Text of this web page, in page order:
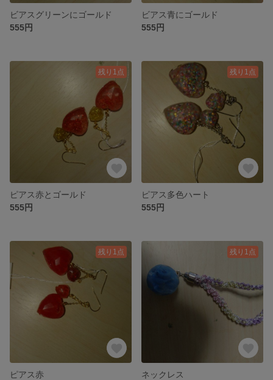
ビアスグリーンにゴールド
555円
ビアス青にゴールド
555円
残り1点
ピアス赤とゴールド
555円
残り1点
ピアス多色ハート
555円
残り1点
ピアス赤
残り1点
ネックレス